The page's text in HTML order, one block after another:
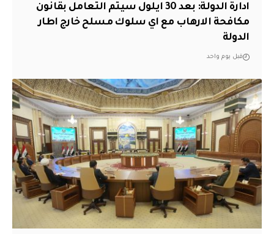
ادارة الدولة: بعد 30 ايلول سيتم التعامل بقانون
مكافحة الارهاب مع اي سلوك مسلح خارج اطار
الدولة
قبل يوم واحد